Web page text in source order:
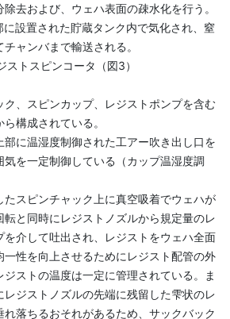
去および、ウェハ表面の疎水化を行う。
設置された貯蔵タンク内で気化され、窒
ャンバまで輸送される。
トスピンコータ（図3）
、スピンカップ、レジストポンプを含む
構成されている。
に温湿度制御された工アー吹き出し口を
を一定制御している（カップ温湿度調
スピンチャック上に真空吸着でウェハが
と同時にレジストノズルから規定量のレ
を介して吐出され、レジストをウェハ全面
一性を向上させるためにレジスト配管の外
ストの温度は一定に管理されている。ま
レジストノズルの先端に残留した雫状のレ
落ちるおそれがあるため、サックバック